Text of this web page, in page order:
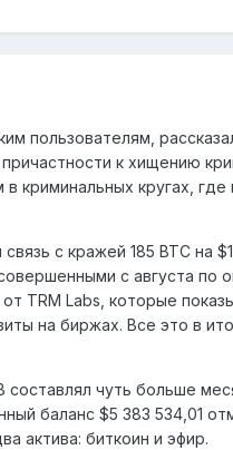
пользователям,
к хищению
криминальных кругах, где
с кражей 185 BTC на
с августа по
TRM Labs, которые
на биржах. Все это в
чуть больше
баланс $5 383 534,01
актива: биткоин и эфир.